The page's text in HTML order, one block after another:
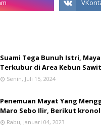
Suami Tega Bunuh Istri,
Terkubur di Area Kebun Sawit
Senin, Juli 15, 2024
Penemuan Mayat Yang
Maro Sebo Ilir, Berikut
Rabu, Januari 04, 2023